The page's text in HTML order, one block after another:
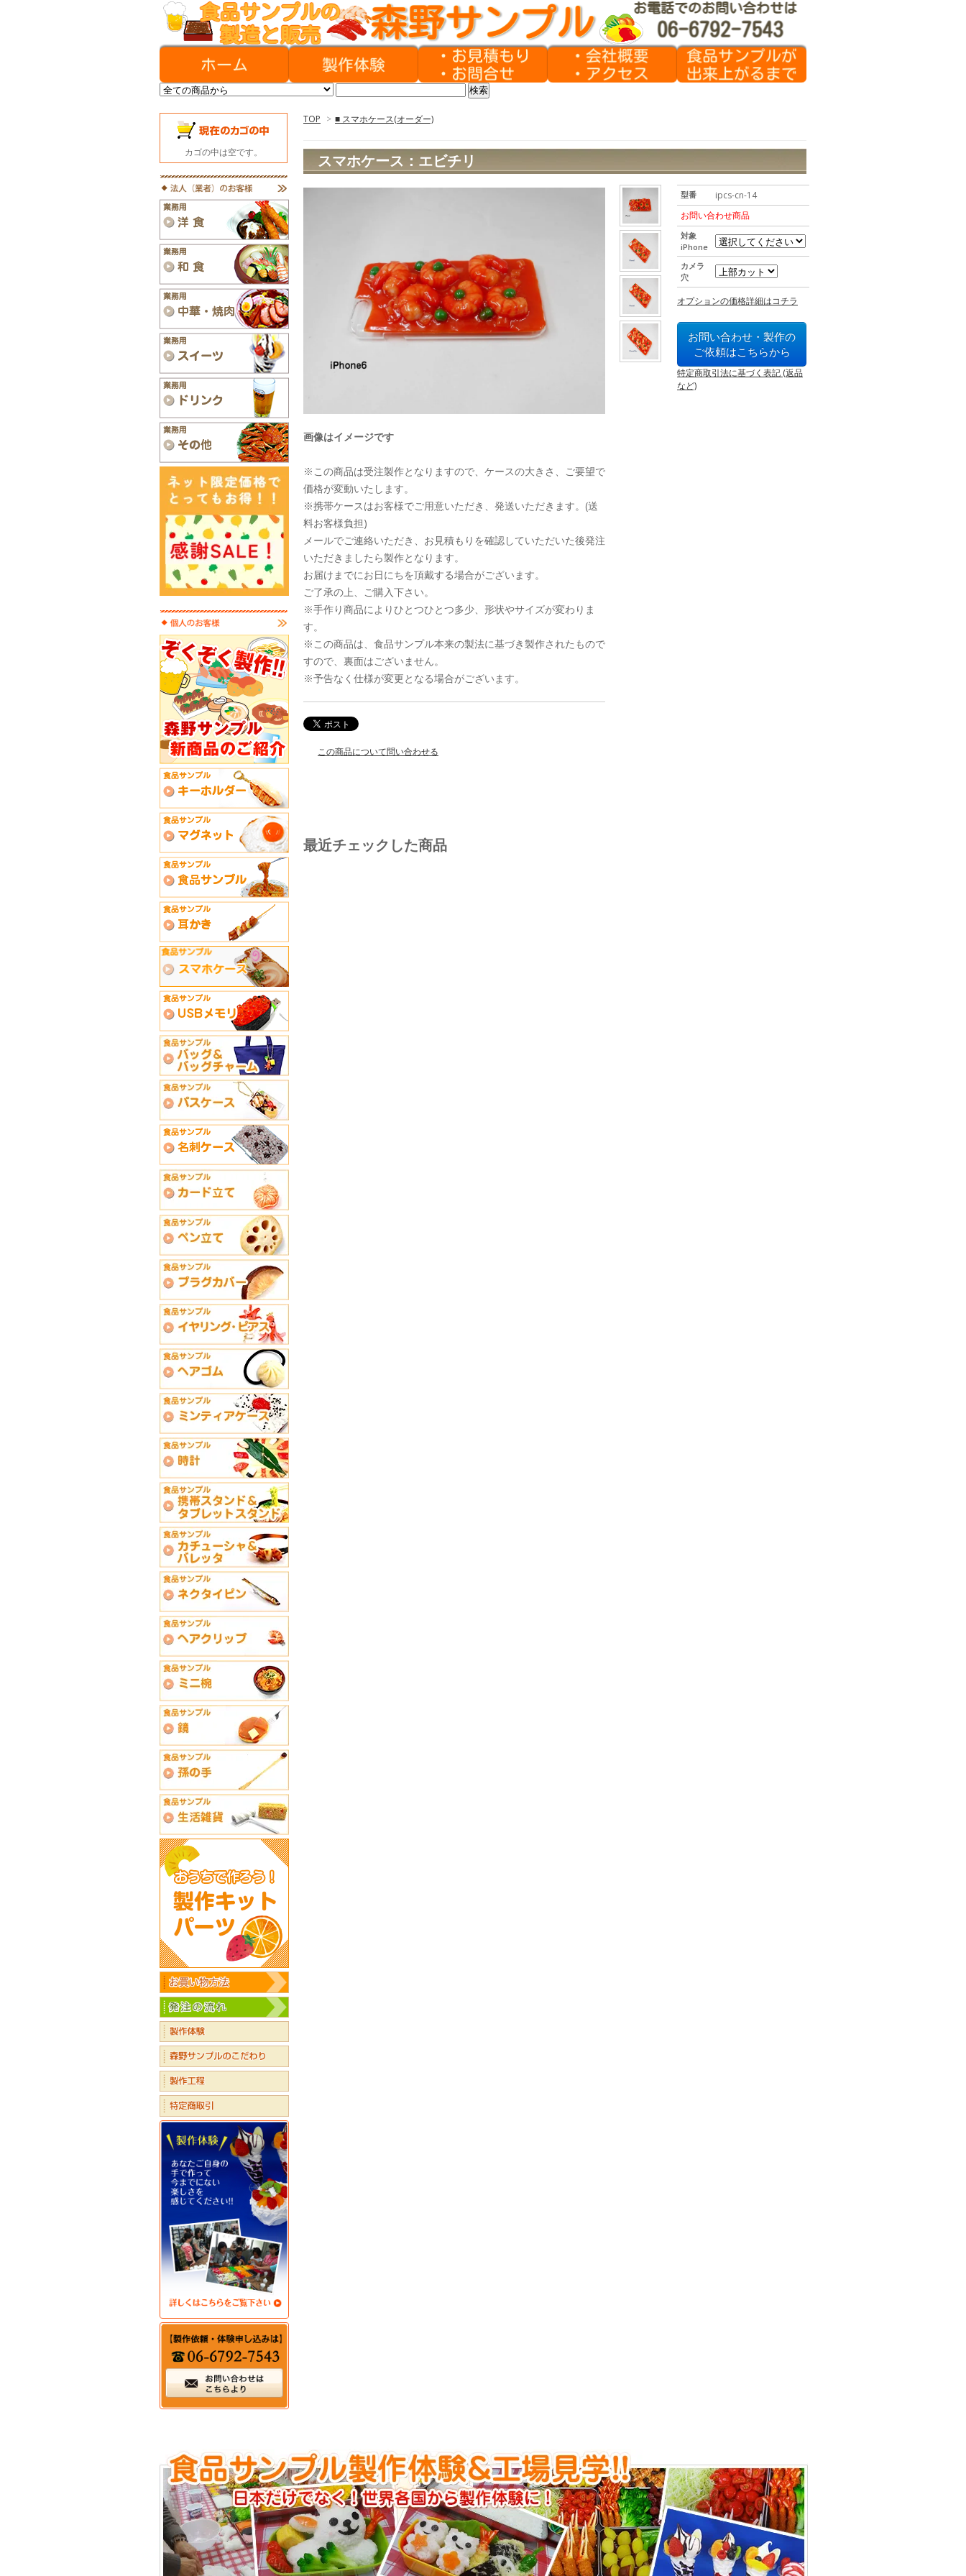
TOP > ■ スマホケース(オーダー)
スマホケース：エビチリ
型番
ipcs-cn-14
お問い合わせ商品
対象
iPhone
カメラ
穴
オプションの価格詳細はコチラ
お問い合わせ・製作の
ご依頼はこちらから
特定商取引法に基づく表記 (返品
など)
画像はイメージです
※この商品は受注製作となりますので、ケースの大きさ、ご要望で
価格が変動いたします。
※携帯ケースはお客様でご用意いただき、発送いただきます。(送
料お客様負担)
メールでご連絡いただき、お見積もりを確認していただいた後発注
いただきましたら製作となります。
お届けまでにお日にちを頂戴する場合がございます。
ご了承の上、ご購入下さい。
※手作り商品によりひとつひとつ多少、形状やサイズが変わりま
す。
※この商品は、食品サンプル本来の製法に基づき製作されたもので
すので、裏面はございません。
※予告なく仕様が変更となる場合がございます。
この商品について問い合わせる
最近チェックした商品
カゴの中は空です。